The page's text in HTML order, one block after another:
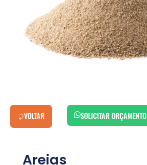
VOLTAR SOLICITAR ORÇAMENTO
Areias